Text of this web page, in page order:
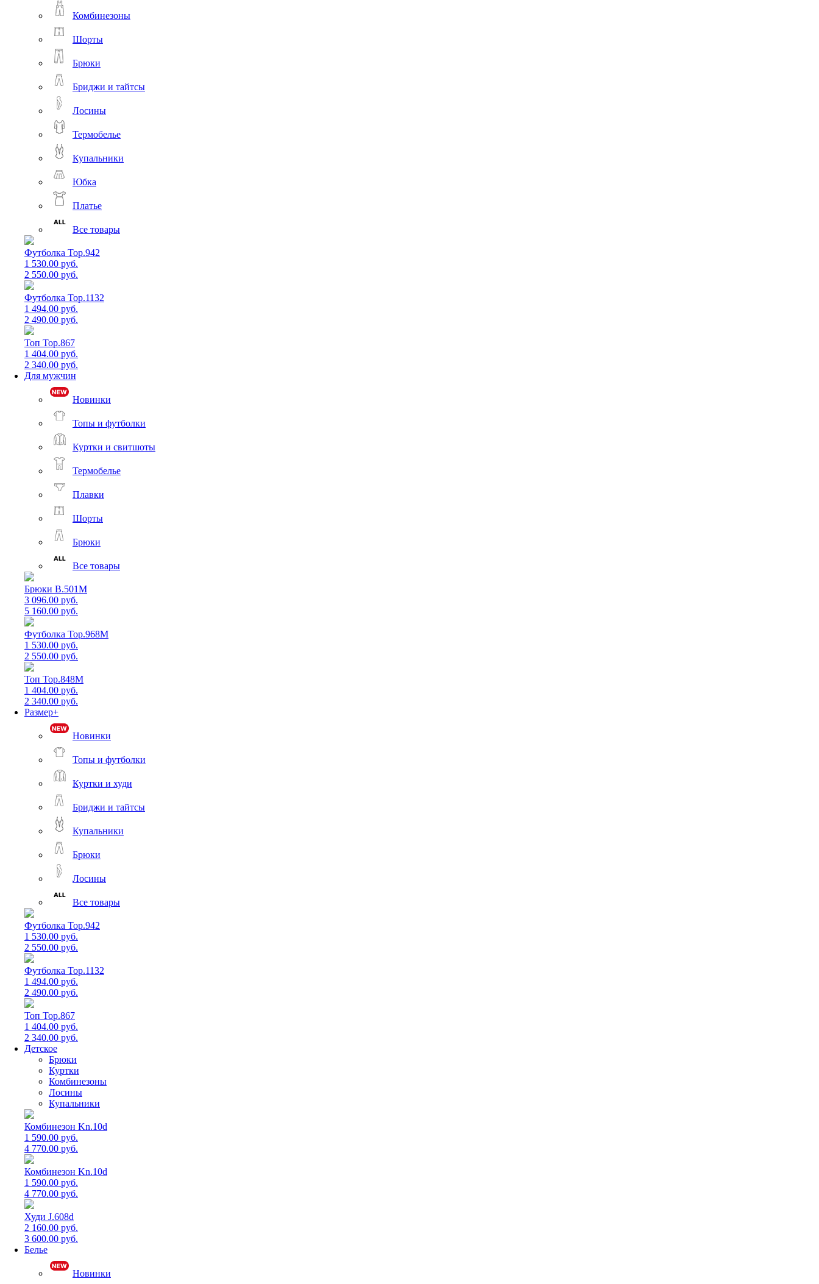
Комбинезоны
Шорты
Брюки
Бриджи и тайтсы
Лосины
Термобелье
Купальники
Юбка
Платье
Все товары
Футболка Top.942
1 530.00 руб.
2 550.00 руб.
Футболка Top.1132
1 494.00 руб.
2 490.00 руб.
Топ Top.867
1 404.00 руб.
2 340.00 руб.
Для мужчин
Новинки
Топы и футболки
Куртки и свитшоты
Термобелье
Плавки
Шорты
Брюки
Все товары
Брюки B.501M
3 096.00 руб.
5 160.00 руб.
Футболка Top.968M
1 530.00 руб.
2 550.00 руб.
Топ Top.848M
1 404.00 руб.
2 340.00 руб.
Размер+
Новинки
Топы и футболки
Куртки и худи
Бриджи и тайтсы
Купальники
Брюки
Лосины
Все товары
Футболка Top.942
1 530.00 руб.
2 550.00 руб.
Футболка Top.1132
1 494.00 руб.
2 490.00 руб.
Топ Top.867
1 404.00 руб.
2 340.00 руб.
Детское
Брюки
Куртки
Комбинезоны
Лосины
Купальники
Комбинезон Kn.10d
1 590.00 руб.
4 770.00 руб.
Комбинезон Kn.10d
1 590.00 руб.
4 770.00 руб.
Худи J.608d
2 160.00 руб.
3 600.00 руб.
Белье
Новинки